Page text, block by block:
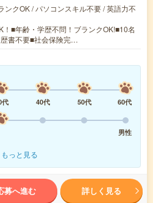
ンクOK / パソコンスキル不要 / 英語力不
！■年齢・学歴不問！ブランクOK!■10名
書不要■社会保険完…
代 40代 50代
60代
男性
もっと見る
募へ進む 詳しく見る